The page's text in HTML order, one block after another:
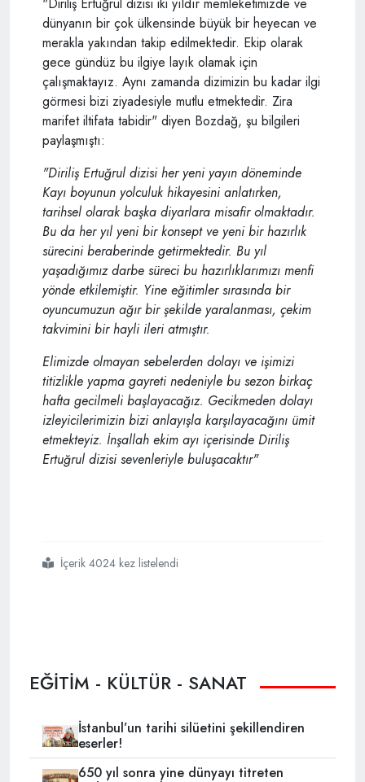
"Diriliş Ertuğrul dizisi iki yıldır memleketimizde ve
dünyanın bir çok ülkensinde büyük bir heyecan ve
merakla yakından takip edilmektedir. Ekip olarak
gece gündüz bu ilgiye layık olamak için
çalışmaktayız. Aynı zamanda dizimizin bu kadar ilgi
görmesi bizi ziyadesiyle mutlu etmektedir. Zira
marifet iltifata tabidir" diyen Bozdağ, şu bilgileri
paylaşmıştı:
"Diriliş Ertuğrul dizisi her yeni yayın döneminde
Kayı boyunun yolculuk hikayesini anlatırken,
tarihsel olarak başka diyarlara misafir olmaktadır.
Bu da her yıl yeni bir konsept ve yeni bir hazırlık
sürecini beraberinde getirmektedir. Bu yıl
yaşadığımız darbe süreci bu hazırlıklarımızı menfi
yönde etkilemiştir. Yine eğitimler sırasında bir
oyuncumuzun ağır bir şekilde yaralanması, çekim
takvimini bir hayli ileri atmıştır.
Elimizde olmayan sebelerden dolayı ve işimizi
titizlikle yapma gayreti nedeniyle bu sezon birkaç
hafta gecilmeli başlayacağız. Gecikmeden dolayı
izleyicilerimizin bizi anlayışla karşılayacağını ümit
etmekteyiz. İnşallah ekim ayı içerisinde Diriliş
Ertuğrul dizisi sevenleriyle buluşacaktır"
#diriliş ertuğrul
#3
# İçerik 4024 kez listelendi
EĞİTİM - KÜLTÜR - SANAT
İstanbul’un tarihi silüetini şekillendiren
eserler!
650 yıl sonra yine dünyayı titreten